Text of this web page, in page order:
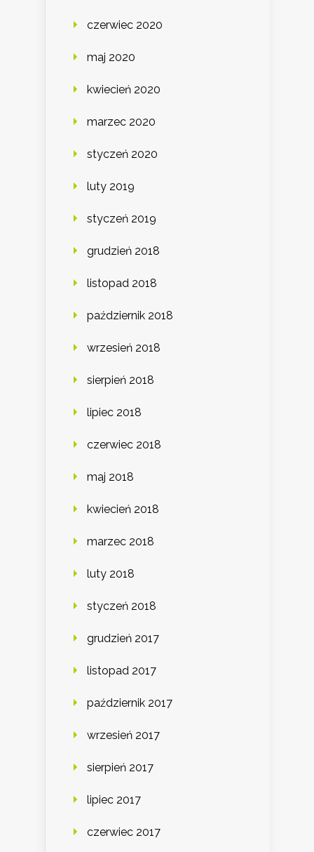
czerwiec 2020
maj 2020
kwiecień 2020
marzec 2020
styczeń 2020
luty 2019
styczeń 2019
grudzień 2018
listopad 2018
październik 2018
wrzesień 2018
sierpień 2018
lipiec 2018
czerwiec 2018
maj 2018
kwiecień 2018
marzec 2018
luty 2018
styczeń 2018
grudzień 2017
listopad 2017
październik 2017
wrzesień 2017
sierpień 2017
lipiec 2017
czerwiec 2017